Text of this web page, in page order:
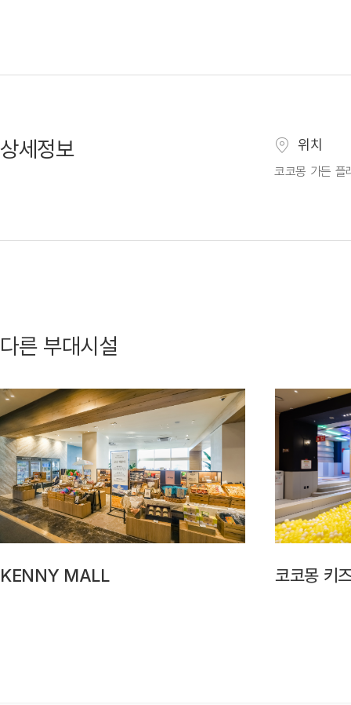
상세정보 위치
코코몽 가든 플
다른 부대시설
KENNY MALL 코코몽 키